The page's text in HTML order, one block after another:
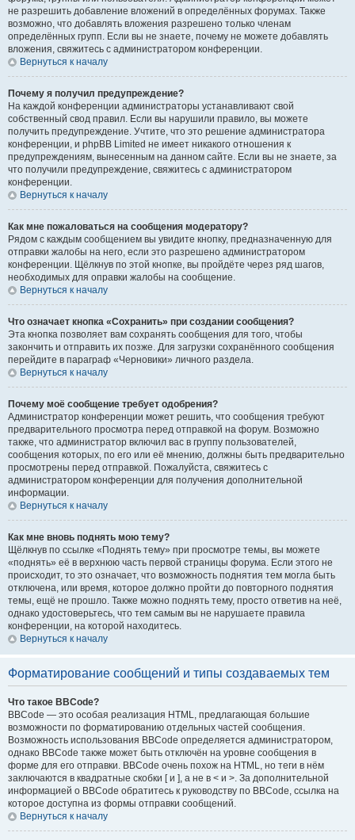
не разрешить добавление вложений в определённых форумах. Также
возможно, что добавлять вложения разрешено только членам
определённых групп. Если вы не знаете, почему не можете добавлять
вложения, свяжитесь с администратором конференции.
Вернуться к началу
Почему я получил предупреждение?
На каждой конференции администраторы устанавливают свой
собственный свод правил. Если вы нарушили правило, вы можете
получить предупреждение. Учтите, что это решение администратора
конференции, и phpBB Limited не имеет никакого отношения к
предупреждениям, вынесенным на данном сайте. Если вы не знаете, за
что получили предупреждение, свяжитесь с администратором
конференции.
Вернуться к началу
Как мне пожаловаться на сообщения модератору?
Рядом с каждым сообщением вы увидите кнопку, предназначенную для
отправки жалобы на него, если это разрешено администратором
конференции. Щёлкнув по этой кнопке, вы пройдёте через ряд шагов,
необходимых для оправки жалобы на сообщение.
Вернуться к началу
Что означает кнопка «Сохранить» при создании сообщения?
Эта кнопка позволяет вам сохранять сообщения для того, чтобы
закончить и отправить их позже. Для загрузки сохранённого сообщения
перейдите в параграф «Черновики» личного раздела.
Вернуться к началу
Почему моё сообщение требует одобрения?
Администратор конференции может решить, что сообщения требуют
предварительного просмотра перед отправкой на форум. Возможно
также, что администратор включил вас в группу пользователей,
сообщения которых, по его или её мнению, должны быть предварительно
просмотрены перед отправкой. Пожалуйста, свяжитесь с
администратором конференции для получения дополнительной
информации.
Вернуться к началу
Как мне вновь поднять мою тему?
Щёлкнув по ссылке «Поднять тему» при просмотре темы, вы можете
«поднять» её в верхнюю часть первой страницы форума. Если этого не
происходит, то это означает, что возможность поднятия тем могла быть
отключена, или время, которое должно пройти до повторного поднятия
темы, ещё не прошло. Также можно поднять тему, просто ответив на неё,
однако удостоверьтесь, что тем самым вы не нарушаете правила
конференции, на которой находитесь.
Вернуться к началу
Форматирование сообщений и типы создаваемых тем
Что такое BBCode?
BBCode — это особая реализация HTML, предлагающая большие
возможности по форматированию отдельных частей сообщения.
Возможность использования BBCode определяется администратором,
однако BBCode также может быть отключён на уровне сообщения в
форме для его отправки. BBCode очень похож на HTML, но теги в нём
заключаются в квадратные скобки [ и ], а не в < и >. За дополнительной
информацией о BBCode обратитесь к руководству по BBCode, ссылка на
которое доступна из формы отправки сообщений.
Вернуться к началу